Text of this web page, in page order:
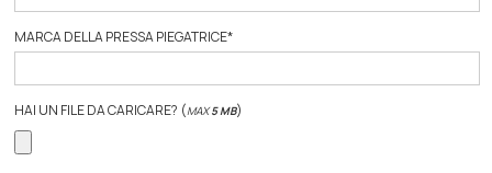
MARCA DELLA PRESSA PIEGATRICE*
HAI UN FILE DA CARICARE? (MAX5 MB)